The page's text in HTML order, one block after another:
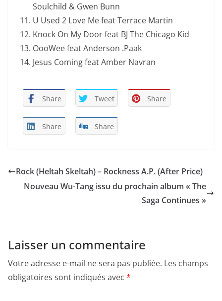
Soulchild & Gwen Bunn
U Used 2 Love Me feat Terrace Martin
Knock On My Door feat BJ The Chicago Kid
OooWee feat Anderson .Paak
Jesus Coming feat Amber Navran
Share Tweet Share
Share Share
Rock (Heltah Skeltah) – Rockness A.P. (After Price)
Nouveau Wu-Tang issu du prochain album « The
Saga Continues »
Laisser un commentaire
Votre adresse e-mail ne sera pas publiée. Les champs
obligatoires sont indiqués avec *